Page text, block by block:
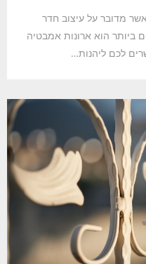
מדובר על עיצוב חדר
הוא ארונות אמבטיה
לכם ליהנות…